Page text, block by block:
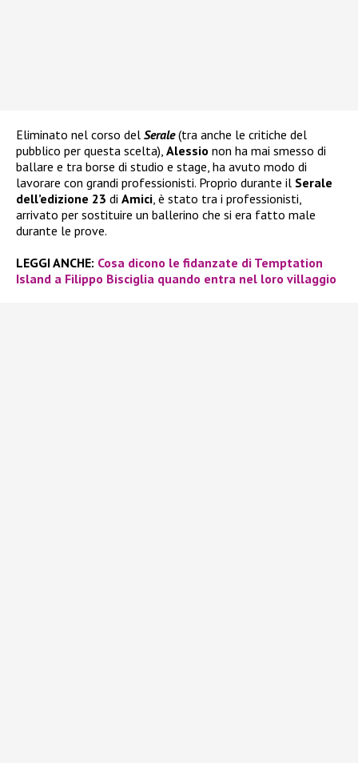
Eliminato nel corso del Serale(tra anche le critiche del
pubblico per questa scelta), Alessio non ha mai smesso di
ballare e tra borse di studio e stage, ha avuto modo di
lavorare con grandi professionisti. Proprio durante il Serale
dell’edizione 23 di Amici , è stato tra i professionisti,
arrivato per sostituire un ballerino che si era fatto male
durante le prove.
LEGGI ANCHE: Cosa dicono le fidanzate di Temptation
Island a Filippo Bisciglia quando entra nel loro villaggio